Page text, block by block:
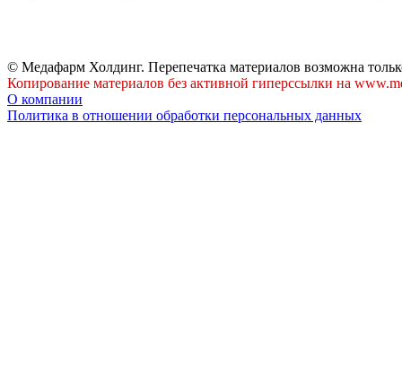
© Медафарм Холдинг. Перепечатка материалов возможна
Копирование материалов без активной гиперссылки на
О компании
Политика в отношении обработки персональных данных